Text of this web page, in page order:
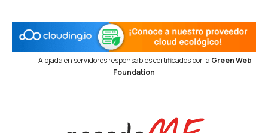
Alojada en servidores responsables certificados por la Green Web
Foundation